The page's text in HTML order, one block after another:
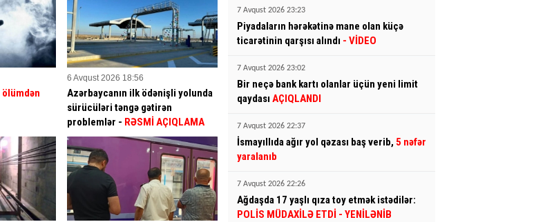
ölümdən
6 Avqust 2026 18:56
Azərbaycanın ilk ödənişli yolunda
sürücüləri təngə gətirən
problemlər - RƏSMİ AÇIQLAMA
7 Avqust 2026 23:23
Piyadaların hərəkətinə mane olan küçə
ticarətinin qarşısı alındı - VİDEO
7 Avqust 2026 23:02
Bir neçə bank kartı olanlar üçün yeni limit
qaydası AÇIQLANDI
7 Avqust 2026 22:37
İsmayıllıda ağır yol qəzası baş verib, 5 nəfər
yaralanıb
7 Avqust 2026 22:26
Ağdaşda 17 yaşlı qıza toy etmək istədilər:
POLİS MÜDAXİLƏ ETDİ - YENİLƏNİB